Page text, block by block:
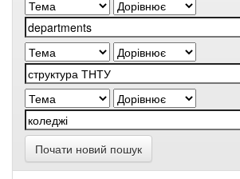
Почати новий пошук